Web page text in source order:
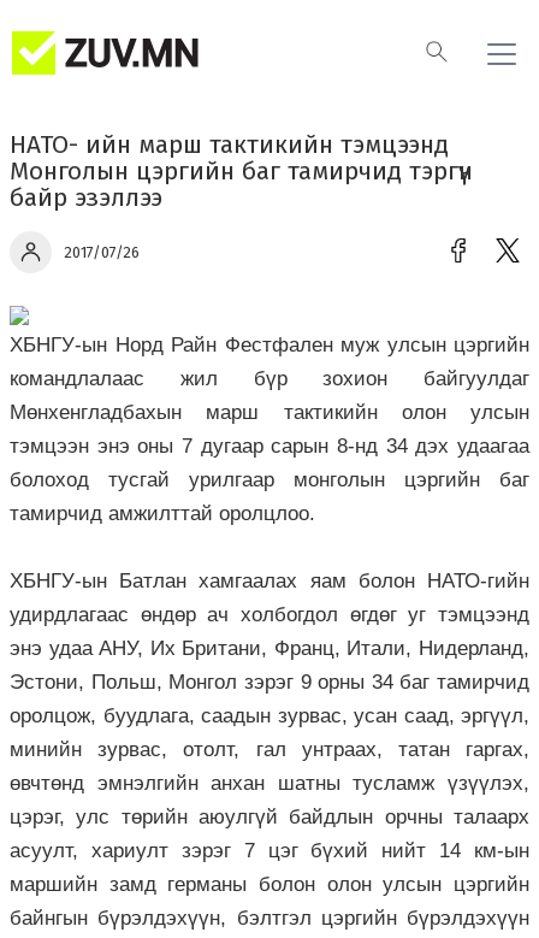
НАТО- ийн марш тактикийн тэмцээнд
Монголын цэргийн баг тамирчид тэргүүн
байр эзэллээ
2017/07/26
ХБНГУ-ын Норд Райн Фестфален муж улсын цэргийн
командлалаас жил бүр зохион байгуулдаг
Мөнхенгладбахын марш тактикийн олон улсын
тэмцээн энэ оны 7 дугаар сарын 8-нд 34 дэх удаагаа
болоход тусгай урилгаар монголын цэргийн баг
тамирчид амжилттай оролцлоо.
ХБНГУ-ын Батлан хамгаалах яам болон НАТО-гийн
удирдлагаас өндөр ач холбогдол өгдөг уг тэмцээнд
энэ удаа АНУ, Их Британи, Франц, Итали, Нидерланд,
Эстони, Польш, Монгол зэрэг 9 орны 34 баг тамирчид
оролцож, буудлага, саадын зурвас, усан саад, эргүүл,
минийн зурвас, отолт, гал унтраах, татан гаргах,
өвчтөнд эмнэлгийн анхан шатны тусламж үзүүлэх,
цэрэг, улс төрийн аюулгүй байдлын орчны талаарх
асуулт, хариулт зэрэг 7 цэг бүхий нийт 14 км-ын
маршийн замд германы болон олон улсын цэргийн
байнгын бүрэлдэхүүн, бэлтгэл цэргийн бүрэлдэхүүн